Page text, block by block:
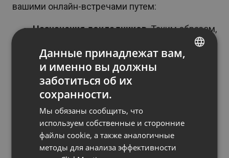
вашими онлайн-встречами путем:
Назначения докладчиков. Таким образом,
вы можете позволить другому человеку
вести дискуссию с любого момента
времени и предоставить общий доступ к
экрану, чтобы показать документ или
программное обеспечение.
Включения и выключения камер и
микрофонов участников, что может быть
супер полезным при проведении
RUSSIAN
Данные принадлежат вам,
и именно вы должны
заботиться об их
сохранности.
Мы обязаны сообщить, что
используем собственные и сторонние
файлы cookie, а также аналогичные
методы для анализа эффективности